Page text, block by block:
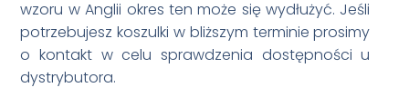
wzoru w Anglii okres ten może się wydłużyć. Jeśli
potrzebujesz koszulki w bliższym terminie prosimy
o kontakt w celu sprawdzenia dostępności u
dystrybutora.